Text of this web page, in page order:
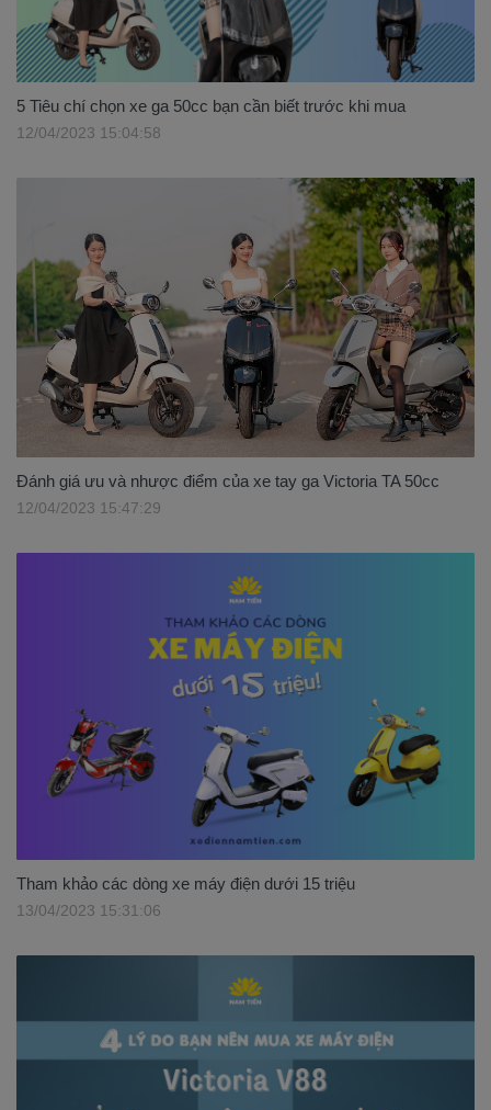
5 Tiêu chí chọn xe ga 50cc bạn cần biết trước khi mua
12/04/2023 15:04:58
Đánh giá ưu và nhược điểm của xe tay ga Victoria TA 50cc
12/04/2023 15:47:29
Tham khảo các dòng xe máy điện dưới 15 triệu
13/04/2023 15:31:06